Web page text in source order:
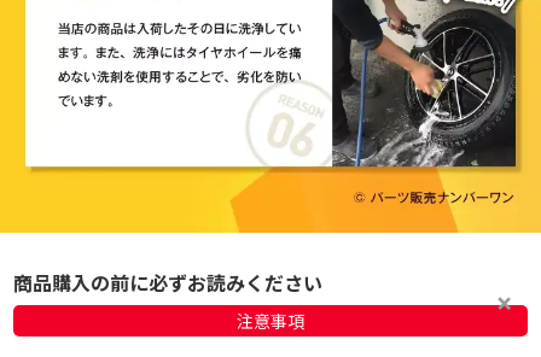
商品購入の前に必ずお読みください
注意事項